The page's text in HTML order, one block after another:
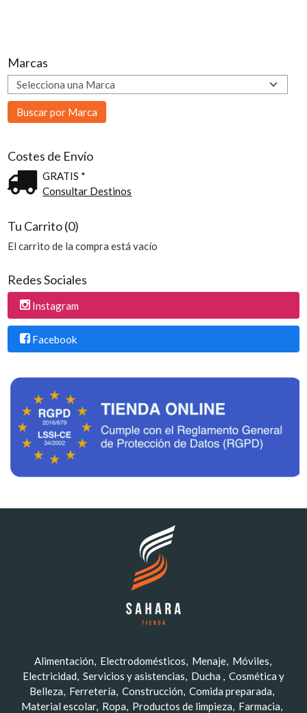
Marcas
Costes de Envío
GRATIS *
Consultar Destinos
Tu Carrito (0)
El carrito de la compra está vacío
Redes Sociales
Instagram
Facebook
Alimentación Electrodomésticos Menaje Móviles
Electricidad Servicios y asistencias Ducha
Cosmética y
Belleza
Ferretería Construcción Comida preparada
Material escolar Ropa Productos de limpieza Farmacia